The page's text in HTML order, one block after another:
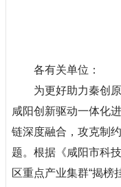
各有关单位：
为更好助力秦创
咸阳创新驱动一体化
链深度融合，攻克制
题。根据《咸阳市科
区重点产业集群“揭榜